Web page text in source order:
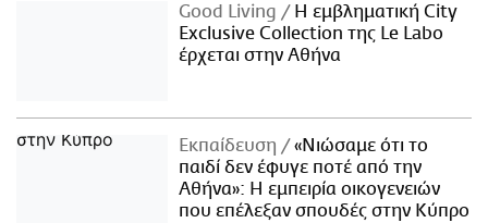
Good Living
Η εμβληματική City
Exclusive Collection της Le Labo
έρχεται στην Αθήνα
Εκπαίδευση
«Νιώσαμε ότι το
παιδί δεν έφυγε ποτέ από την
Αθήνα»: Η εμπειρία οικογενειών
που επέλεξαν σπουδές στην Κύπρο